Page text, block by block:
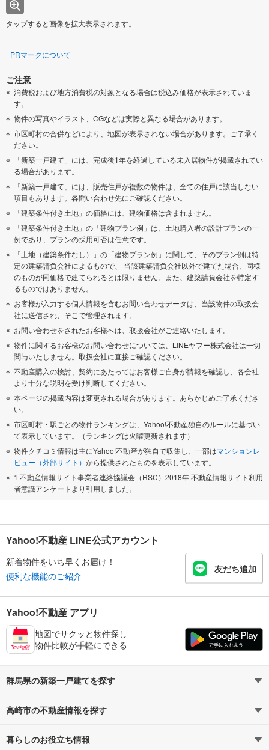
タップすると画像を拡大表示されます。
PRマークについて
ご注意
消費税および地方消費税の対象となる場合は税込み価格が表示されていま
す。
物件の写真やイラスト、CGなどは実際と異なる場合があります。
市区町村の合併などにより、地図が表示されない場合があります。ご了承く
ださい。
「新築一戸建て」には、完成後1年を経過している未入居物件が掲載されてい
る場合があります。
「新築一戸建て」には、販売住戸が複数の物件は、全ての住戸に該当しない
項目もあります。各問い合わせ先にご確認ください。
「建築条件付き土地」の価格には、建物価格は含まれません。
「建築条件付き土地」の「建物プラン例」は、土地購入者の設計プランの一
例であり、プランの採用可否は任意です。
「土地（建築条件なし）」の「建物プラン例」に関して、そのプラン例は特
定の建築請負会社によるもので、 当該建築請負会社以外で建てた場合、同様
のものが同価格で建てられるとは限りません。また、建築請負会社を特定す
るものではありません。
お客様が入力する個人情報を含むお問い合わせデータは、当該物件の取扱会
社に送信され、そこで管理されます。
お問い合わせをされたお客様へは、取扱会社がご連絡いたします。
物件に関するお客様のお問い合わせについては、LINEヤフー株式会社は一切
関与いたしません。取扱会社に直接ご確認ください。
不動産購入の検討、契約にあたってはお客様ご自身が情報を確認し、各会社
より十分な説明を受け判断してください。
本ページの掲載内容は変更される場合があります。あらかじめご了承くださ
い。
市区町村・駅ごとの物件ランキングは、Yahoo!不動産独自のルールに基づい
て表示しています。（ランキングは火曜更新されます）
物件クチコミ情報は主にYahoo!不動産が独自で収集し、一部はマンションレ
ビュー（外部サイト） から提供されたものを表示しています。
1 不動産情報サイト事業者連絡協議会（RSC）2018年 不動産情報サイト利用
者意識アンケートより引用しました。
Yahoo!不動産 LINE公式アカウント
新着物件をいち早くお届け！
便利な機能のご紹介
友だち追加
Yahoo!不動産 アプリ
地図でサクッと物件探し
物件比較が手軽にできる
群馬県の新築一戸建てを探す
路線・駅から探す
通勤・通学時間から探す
高崎市の不動産情報を探す
不動産・住宅
暮らしのお役立ち情報